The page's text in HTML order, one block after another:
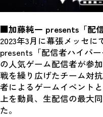
■加藤純一 presents「配
2023年3月に幕張メッセ
presents「配信者ハイパ
の人気ゲーム配信者が参
戦を繰り広げたチーム対
者によるゲームイベント
上を動員、生配信の最大
た。